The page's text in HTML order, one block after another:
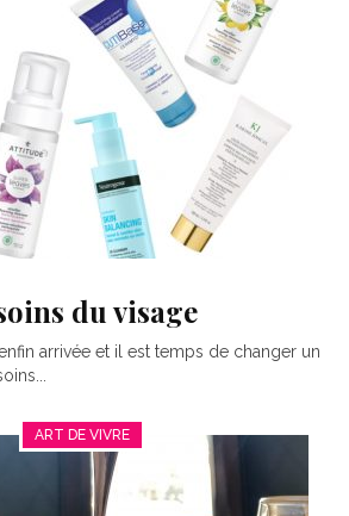
du visage
arrivée et il est temps de changer un
ART DE VIVRE